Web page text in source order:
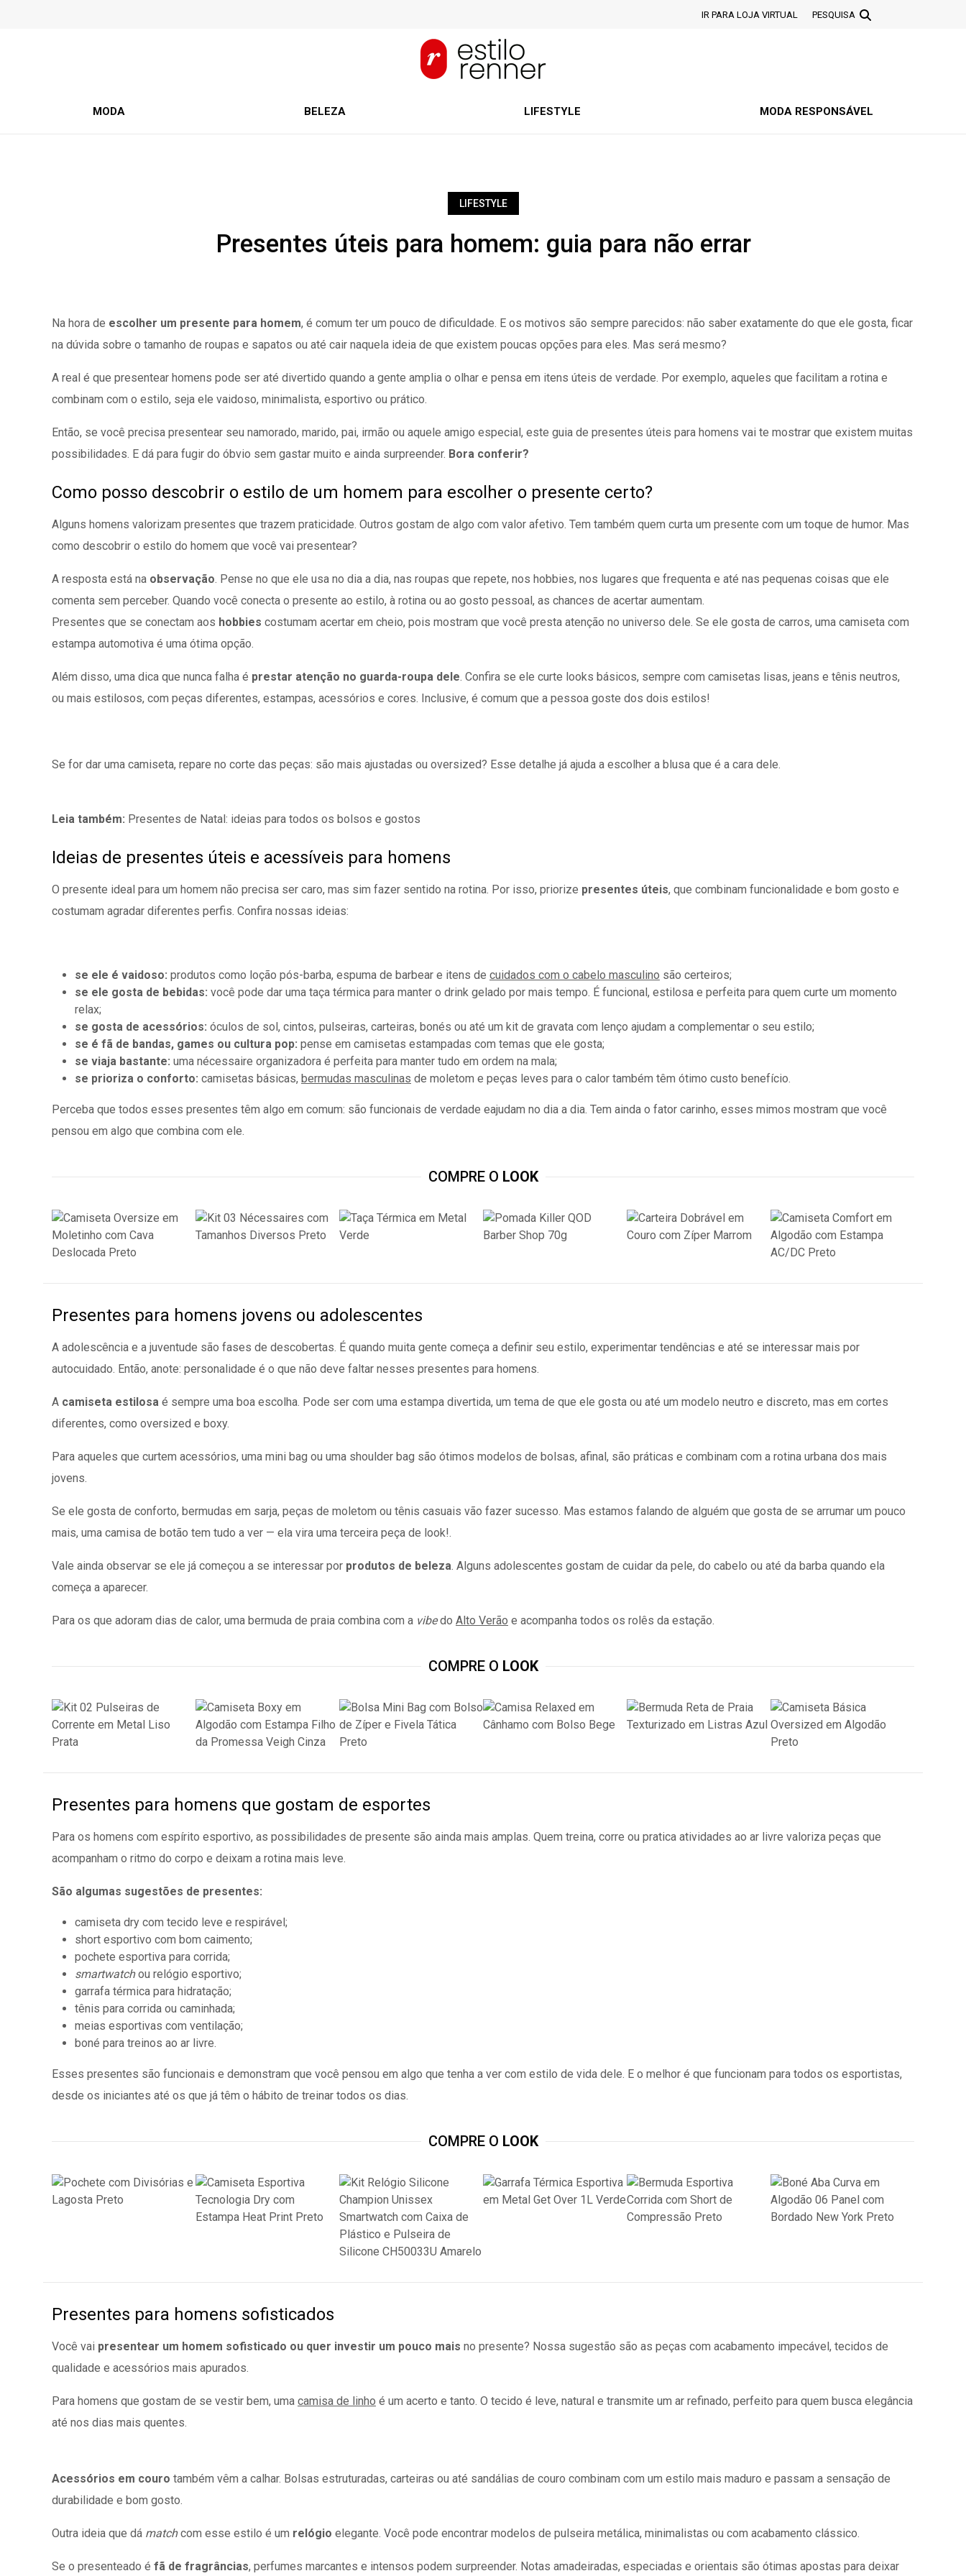
IR PARA LOJA VIRTUAL PESQUISA
MODA BELEZA LIFESTYLE MODA RESPONSÁVEL
LIFESTYLE
Presentes úteis para homem: guia para não errar
Na hora de escolher um presente para homem, é comum ter um pouco de dificuldade. E os motivos são sempre parecidos: não saber exatamente do que ele gosta, ficar
na dúvida sobre o tamanho de roupas e sapatos ou até cair naquela ideia de que existem poucas opções para eles. Mas será mesmo?
A real é que presentear homens pode ser até divertido quando a gente amplia o olhar e pensa em itens úteis de verdade. Por exemplo, aqueles que facilitam a rotina e
combinam com o estilo, seja ele vaidoso, minimalista, esportivo ou prático.
Então, se você precisa presentear seu namorado, marido, pai, irmão ou aquele amigo especial, este guia de presentes úteis para homens vai te mostrar que existem muitas
possibilidades. E dá para fugir do óbvio sem gastar muito e ainda surpreender. Bora conferir?
Como posso descobrir o estilo de um homem para escolher o presente certo?
Alguns homens valorizam presentes que trazem praticidade. Outros gostam de algo com valor afetivo. Tem também quem curta um presente com um toque de humor. Mas
como descobrir o estilo do homem que você vai presentear?
A resposta está na observação. Pense no que ele usa no dia a dia, nas roupas que repete, nos hobbies, nos lugares que frequenta e até nas pequenas coisas que ele
comenta sem perceber. Quando você conecta o presente ao estilo, à rotina ou ao gosto pessoal, as chances de acertar aumentam.
Presentes que se conectam aos hobbies costumam acertar em cheio, pois mostram que você presta atenção no universo dele. Se ele gosta de carros, uma camiseta com
estampa automotiva é uma ótima opção.
Além disso, uma dica que nunca falha é prestar atenção no guarda-roupa dele. Confira se ele curte looks básicos, sempre com camisetas lisas, jeans e tênis neutros,
ou mais estilosos, com peças diferentes, estampas, acessórios e cores. Inclusive, é comum que a pessoa goste dos dois estilos!
Se for dar uma camiseta, repare no corte das peças: são mais ajustadas ou oversized? Esse detalhe já ajuda a escolher a blusa que é a cara dele.
Leia também: Presentes de Natal: ideias para todos os bolsos e gostos
Ideias de presentes úteis e acessíveis para homens
O presente ideal para um homem não precisa ser caro, mas sim fazer sentido na rotina. Por isso, priorize presentes úteis, que combinam funcionalidade e bom gosto e
costumam agradar diferentes perfis. Confira nossas ideias:
se ele é vaidoso: produtos como loção pós-barba, espuma de barbear e itens de cuidados com o cabelo masculino são certeiros;
se ele gosta de bebidas: você pode dar uma taça térmica para manter o drink gelado por mais tempo. É funcional, estilosa e perfeita para quem curte um momento
relax;
se gosta de acessórios: óculos de sol, cintos, pulseiras, carteiras, bonés ou até um kit de gravata com lenço ajudam a complementar o seu estilo;
se é fã de bandas, games ou cultura pop: pense em camisetas estampadas com temas que ele gosta;
se viaja bastante: uma nécessaire organizadora é perfeita para manter tudo em ordem na mala;
se prioriza o conforto: camisetas básicas, bermudas masculinas de moletom e peças leves para o calor também têm ótimo custo benefício.
Perceba que todos esses presentes têm algo em comum: são funcionais de verdade eajudam no dia a dia. Tem ainda o fator carinho, esses mimos mostram que você
pensou em algo que combina com ele.
COMPRE O LOOK
Presentes para homens jovens ou adolescentes
A adolescência e a juventude são fases de descobertas. É quando muita gente começa a definir seu estilo, experimentar tendências e até se interessar mais por
autocuidado. Então, anote: personalidade é o que não deve faltar nesses presentes para homens.
A camiseta estilosa é sempre uma boa escolha. Pode ser com uma estampa divertida, um tema de que ele gosta ou até um modelo neutro e discreto, mas em cortes
diferentes, como oversized e boxy.
Para aqueles que curtem acessórios, uma mini bag ou uma shoulder bag são ótimos modelos de bolsas, afinal, são práticas e combinam com a rotina urbana dos mais
jovens.
Se ele gosta de conforto, bermudas em sarja, peças de moletom ou tênis casuais vão fazer sucesso. Mas estamos falando de alguém que gosta de se arrumar um pouco
mais, uma camisa de botão tem tudo a ver — ela vira uma terceira peça de look!.
Vale ainda observar se ele já começou a se interessar por produtos de beleza. Alguns adolescentes gostam de cuidar da pele, do cabelo ou até da barba quando ela
começa a aparecer.
Para os que adoram dias de calor, uma bermuda de praia combina com a vibedo Alto Verão e acompanha todos os rolês da estação.
COMPRE O LOOK
Presentes para homens que gostam de esportes
Para os homens com espírito esportivo, as possibilidades de presente são ainda mais amplas. Quem treina, corre ou pratica atividades ao ar livre valoriza peças que
acompanham o ritmo do corpo e deixam a rotina mais leve.
São algumas sugestões de presentes:
camiseta dry com tecido leve e respirável;
short esportivo com bom caimento;
pochete esportiva para corrida;
smartwatchou relógio esportivo;
garrafa térmica para hidratação;
tênis para corrida ou caminhada;
meias esportivas com ventilação;
boné para treinos ao ar livre.
Esses presentes são funcionais e demonstram que você pensou em algo que tenha a ver com estilo de vida dele. E o melhor é que funcionam para todos os esportistas,
desde os iniciantes até os que já têm o hábito de treinar todos os dias.
COMPRE O LOOK
Presentes para homens sofisticados
Você vai presentear um homem sofisticado ou quer investir um pouco mais no presente? Nossa sugestão são as peças com acabamento impecável, tecidos de
qualidade e acessórios mais apurados.
Para homens que gostam de se vestir bem, uma camisa de linho é um acerto e tanto. O tecido é leve, natural e transmite um ar refinado, perfeito para quem busca elegância
até nos dias mais quentes.
Acessórios em couro também vêm a calhar. Bolsas estruturadas, carteiras ou até sandálias de couro combinam com um estilo mais maduro e passam a sensação de
durabilidade e bom gosto.
Outra ideia que dá matchcom esse estilo é um relógio elegante. Você pode encontrar modelos de pulseira metálica, minimalistas ou com acabamento clássico.
Se o presenteado é fã de fragrâncias, perfumes marcantes e intensos podem surpreender. Notas amadeiradas, especiadas e orientais são ótimas apostas para deixar